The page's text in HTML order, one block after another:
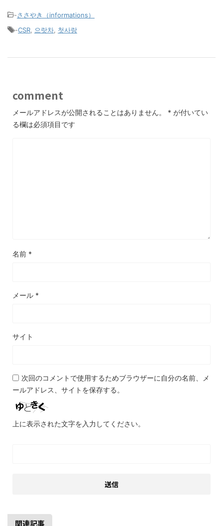
-ささやき（informations）
-CSR 으랏차 첫사랑
comment
メールアドレスが公開されることはありません。 * が付いてい
る欄は必須項目です
名前 *
メール *
サイト
次回のコメントで使用するためブラウザーに自分の名前、メ
ールアドレス、サイトを保存する。
上に表示された文字を入力してください。
関連記事